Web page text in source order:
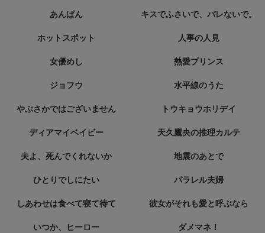
あんぱん キスでふさいで、バレないで。
ホットスポット 人事の人見
女優めし 熱愛プリンス
ジョフウ 水平線のうた
やぶさかではございません トウキョウホリデイ
ディアマイベイビー 天久鷹央の推理カルテ
夫よ、死んでくれないか 地震のあとで
ひとりでしにたい パラレル夫婦
しあわせは食べて寝て待て 彼女がそれも愛と呼ぶなら
いつか、ヒーロー ダメマネ！